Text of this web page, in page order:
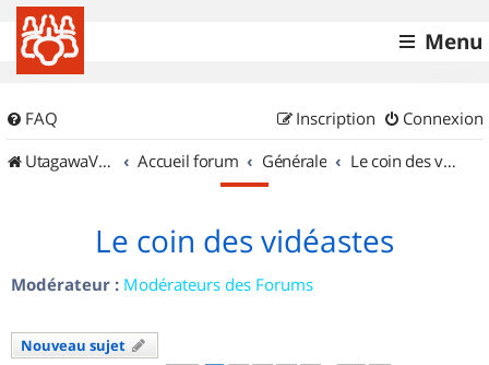
Menu
FAQ Connexion
Inscription
UtagawaVTT (Randos VTT et VTTAE avec traces GPS)
Accueil forum Générale Le coin des vidéastes
Le coin des vidéastes
Modérateur : Modérateurs des Forums
Nouveau sujet